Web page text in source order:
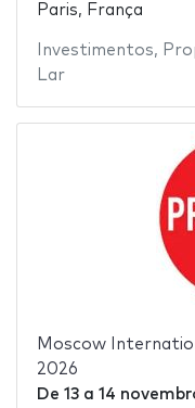
Paris, França
Investimentos,
Lar
Moscow
2026
De 13a 14